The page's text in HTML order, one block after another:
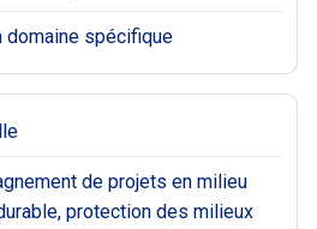
domaine spécifique
de projets en milieu
protection des milieux